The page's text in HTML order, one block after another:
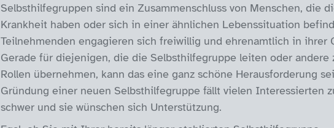
Selbsthilfegruppen sind ein Zusammenschluss von Menschen, die
Krankheit haben oder sich in einer ähnlichen Lebenssituation
Teilnehmenden engagieren sich freiwillig und ehrenamtlich in ihrer
Gerade für diejenigen, die die Selbsthilfegruppe leiten oder andere
Rollen übernehmen, kann das eine ganz schöne Herausforderung
Gründung einer neuen Selbsthilfegruppe fällt vielen Interessierten
schwer und sie wünschen sich Unterstützung.